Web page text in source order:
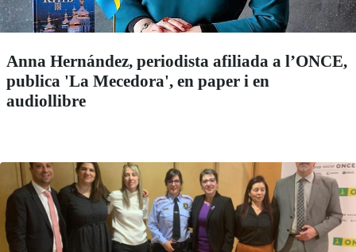
Anna Hernández, periodista afiliada a l’ONCE,
publica 'La Mecedora', en paper i en
audiollibre